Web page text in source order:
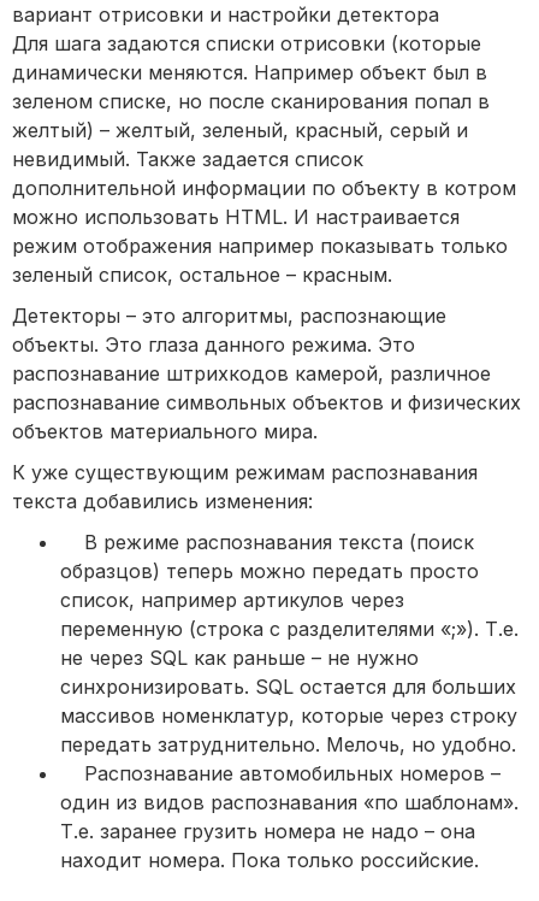
вариант отрисовки и настройки детектора
Для шага задаются списки отрисовки (которые
динамически меняются. Например объект был в
зеленом списке, но после сканирования попал в
желтый) – желтый, зеленый, красный, серый и
невидимый. Также задается список
дополнительной информации по объекту в котром
можно использовать HTML. И настраивается
режим отображения например показывать только
зеленый список, остальное – красным.
Детекторы – это алгоритмы, распознающие
объекты. Это глаза данного режима. Это
распознавание штрихкодов камерой, различное
распознавание символьных объектов и физических
объектов материального мира.
К уже существующим режимам распознавания
текста добавились изменения:
В режиме распознавания текста (поиск
образцов) теперь можно передать просто
список, например артикулов через
переменную (строка с разделителями «;»). Т.е.
не через SQL как раньше – не нужно
синхронизировать. SQL остается для больших
массивов номенклатур, которые через строку
передать затруднительно. Мелочь, но удобно.
Распознавание автомобильных номеров –
один из видов распознавания «по шаблонам».
Т.е. заранее грузить номера не надо – она
находит номера. Пока только российские.